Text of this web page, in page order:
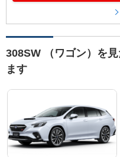
308SW （ワゴン）を
ます